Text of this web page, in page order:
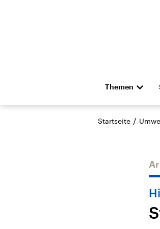
Themen
Die
Hörspiel und
Startseite /